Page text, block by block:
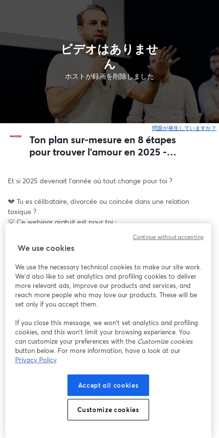
ビデオはありませ
ん
ホストが録画を削除しました
問題が発生していますか？
Ton plan sur-mesure en 8 étapes
pour trouver l’amour en 2025 -
Et si 2025 devenait l’année où tout change pour toi ?
💔 Tu es célibataire, divorcée ou coincée dans une relation
toxique ?
💡 Ce webinar gratuit est pour toi :
	•	Pourquoi 80% des femmes échouent en amour et
comment rejoindre les 20% qui réussissent.
	•	Les 8 étapes clés pour transformer ta vie amoureuse.
	•	Repérer les bons profils, éviter de perdre ton temps et
construire une relation épanouissante.
⏰ 1h30 (présentation + questions)
🚫 Pas de replay, places limitées.
2025 peut être l’année où tout change. Mais rien ne bouge si toi,
tu ne bouges pas.
We use cookies
We use the necessary technical cookies to make our site work.
We'd also like to set analytics and profiling cookies to deliver
more relevant ads, improve our products and services, and
reach more people who may love our products. These will be
set only if you accept them.
If you close this message, we won’t set analytics and profiling
cookies, and this won’t limit your browsing experience. You
can customize your preferences with the Customize cookies
button below. For more information, have a look at our
Privacy Policy
Accept all cookies
Customize cookies
Continue without accepting